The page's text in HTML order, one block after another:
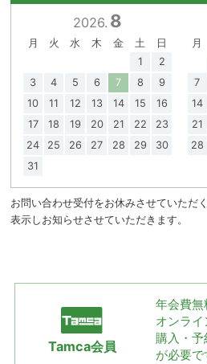
2026. 8
月 火 水 木 金 土
日
1
2
3
4 5 6 7 8
9
10
11 12 13 14 15
16
17
18 19 20 21 22
23
24
25 26 27 28 29
30
31
月
7
14
21
28
お問い合わせ受付をお休みさせていただ
表示しお知らせさせていただきます。
Tamca会員
年会費無
オンラ
購入・
が必要で